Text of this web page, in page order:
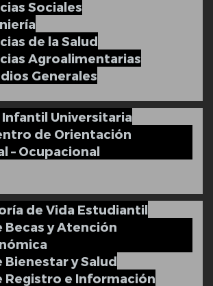
Sociales
de la Salud
Agroalimentarias
Generales
Infantil Universitaria
de Orientación
– Ocupacional
de Vida Estudiantil
Becas y Atención
Bienestar y Salud
Registro e Información